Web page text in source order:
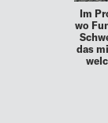
Im
wo
das